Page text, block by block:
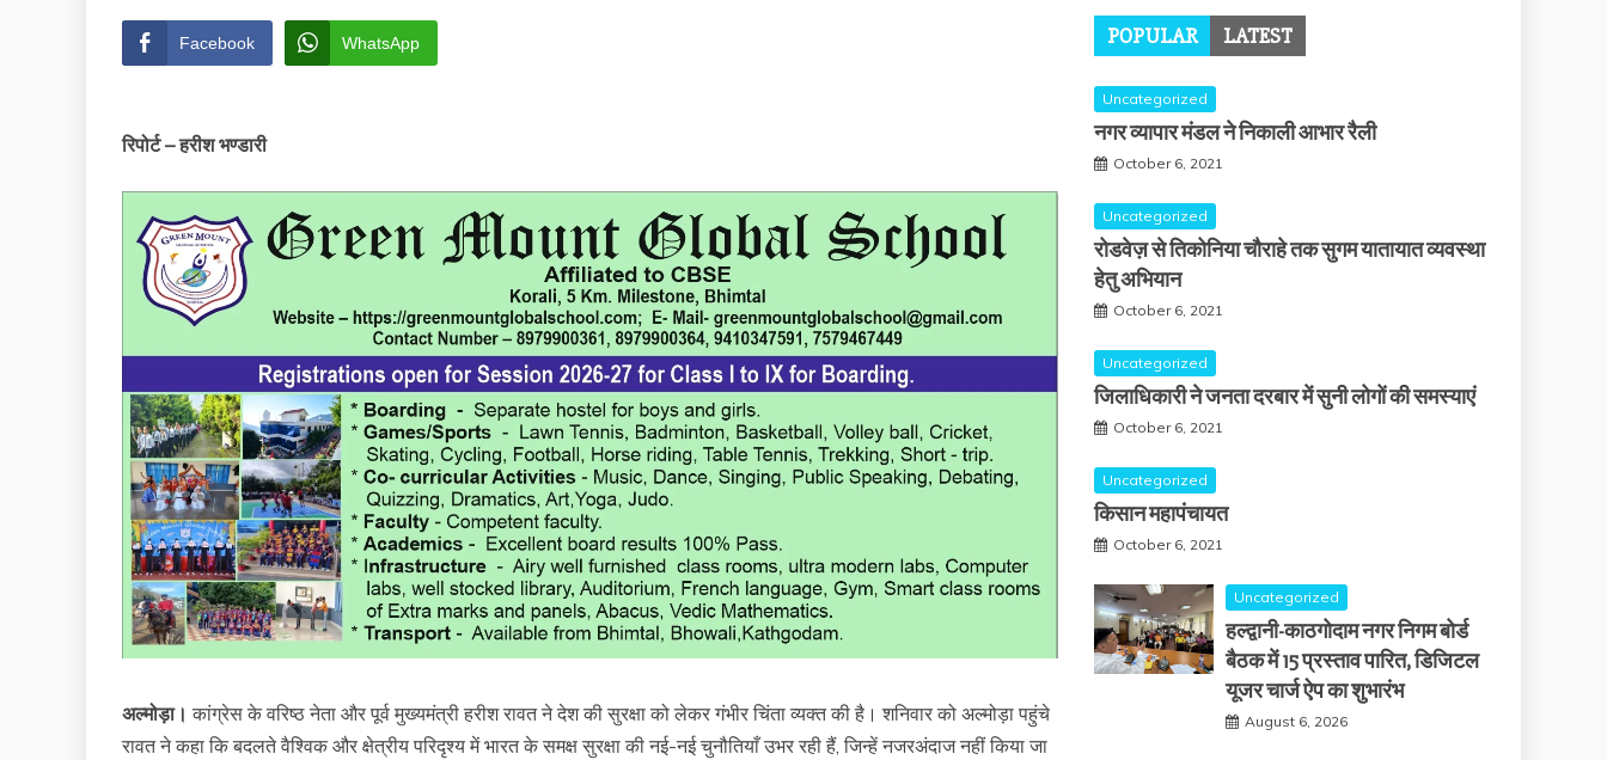
Facebook WhatsApp
रिपोर्ट – हरीश भण्डारी
अल्मोड़ा। कांग्रेस के वरिष्ठ नेता और पूर्व मुख्यमंत्री हरीश रावत ने देश की सुरक्षा को लेकर गंभीर चिंता व्यक्त की है। शनिवार को अल्मोड़ा पहुंचे
रावत ने कहा कि बदलते वैश्विक और क्षेत्रीय परिदृश्य में भारत के समक्ष सुरक्षा की नई-नई चुनौतियाँ उभर रही हैं, जिन्हें नजरअंदाज नहीं किया जा
POPULAR LATEST
Uncategorized
नगर व्यापार मंडल ने निकाली आभार रैली
October 6, 2021
Uncategorized
रोडवेज़ से तिकोनिया चौराहे तक सुगम यातायात व्यवस्था
हेतु अभियान
October 6, 2021
Uncategorized
जिलाधिकारी ने जनता दरबार में सुनी लोगों की समस्याएं
October 6, 2021
Uncategorized
किसान महापंचायत
October 6, 2021
Uncategorized
हल्द्वानी-काठगोदाम नगर निगम बोर्ड
बैठक में 15 प्रस्ताव पारित, डिजिटल
यूजर चार्ज ऐप का शुभारंभ
August 6, 2026